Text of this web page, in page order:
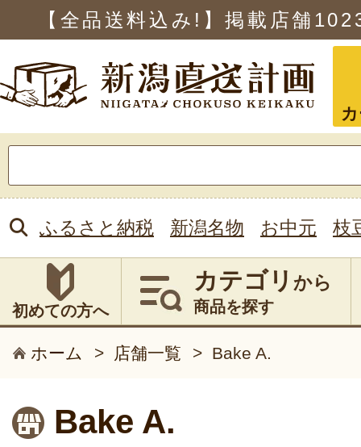
【全品送料込み!】掲載店舗
索:
ふるさと納税 新潟名物 お中元 枝
初めての方へ
カテゴリ から
商品を探す
ホーム > 店舗一覧 > Bake A.
Bake A.